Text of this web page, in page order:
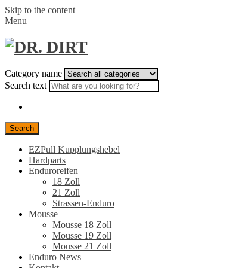
Skip to the content
Menu
Category name
Search text
Search
EZPull Kupplungshebel
Hardparts
Enduroreifen
18 Zoll
21 Zoll
Strassen-Enduro
Mousse
Mousse 18 Zoll
Mousse 19 Zoll
Mousse 21 Zoll
Enduro News